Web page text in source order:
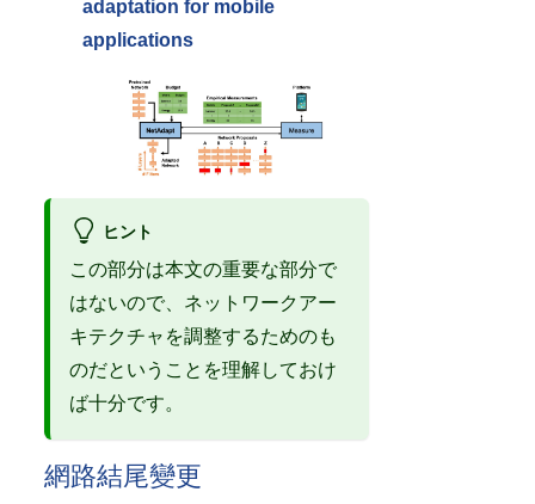
adaptation for mobile
applications
ヒント
この部分は本文の重要な部分で
はないので、ネットワークアー
キテクチャを調整するためのも
のだということを理解しておけ
ば十分です。
網路結尾變更